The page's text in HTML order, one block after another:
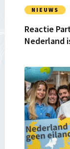
NIEUWS
Reactie
Nederland
geen
eiland
Lees
meer
over
Nederland
geen
eiland: